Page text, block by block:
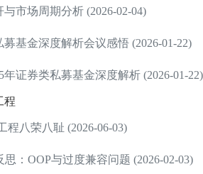
市场周期分析 (2026-02-04)
募基金深度解析会议感悟 (2026-01-22)
年证券类私募基金深度解析 (2026-01-22)
程
程八荣八耻 (2026-06-03)
：OOP与过度兼容问题 (2026-02-03)